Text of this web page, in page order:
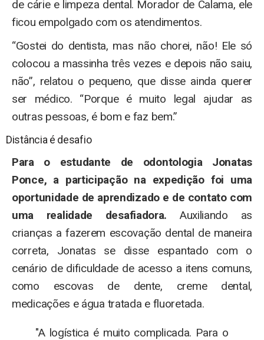
de cárie e limpeza dental. Morador de Calama, ele
ficou empolgado com os atendimentos.
“Gostei do dentista, mas não chorei, não! Ele só
colocou a massinha três vezes e depois não saiu,
não”, relatou o pequeno, que disse ainda querer
ser médico. “Porque é muito legal ajudar as
outras pessoas, é bom e faz bem.”
Distância é desafio
Para o estudante de odontologia Jonatas
Ponce, a participação na expedição foi uma
oportunidade de aprendizado e de contato com
uma realidade desafiadora. Auxiliando as
crianças a fazerem escovação dental de maneira
correta, Jonatas se disse espantado com o
cenário de dificuldade de acesso a itens comuns,
como escovas de dente, creme dental,
medicações e água tratada e fluoretada.
"A logística é muito complicada. Para o